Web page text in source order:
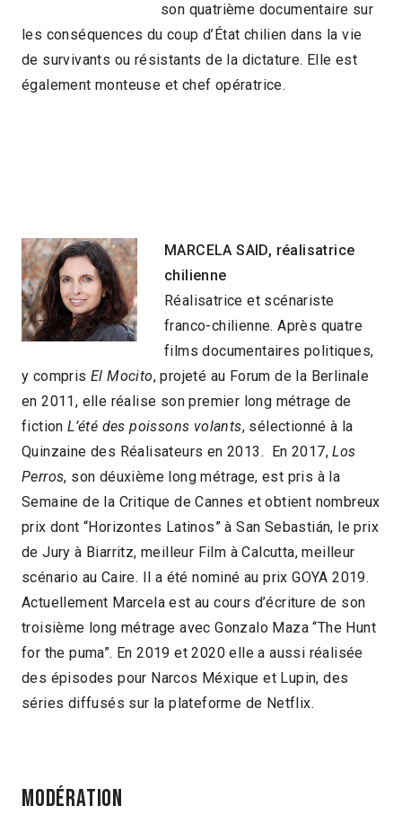
son quatrième documentaire sur
les conséquences du coup d’État chilien dans la vie
de survivants ou résistants de la dictature. Elle est
également monteuse et chef opératrice.
MARCELA SAID, réalisatrice
chilienne
Réalisatrice et scénariste
franco-chilienne. Après quatre
films documentaires politiques,
y comprisEl Mocito, projeté au Forum de la Berlinale
en 2011, elle réalise son premier long métrage de
fictionL’été des poissons volants, sélectionné à la
Quinzaine des Réalisateurs en 2013. En 2017,Los
Perros, son déuxième long métrage, est pris à la
Semaine de la Critique de Cannes et obtient nombreux
prix dont “Horizontes Latinos” à San Sebastián, le prix
de Jury à Biarritz, meilleur Film à Calcutta, meilleur
scénario au Caire. Il a été nominé au prix GOYA 2019.
Actuellement Marcela est au cours d’écriture de son
troisième long métrage avec Gonzalo Maza “The Hunt
for the puma”. En 2019 et 2020 elle a aussi réalisée
des épisodes pour Narcos Méxique et Lupin, des
séries diffusés sur la plateforme de Netflix.
Modération